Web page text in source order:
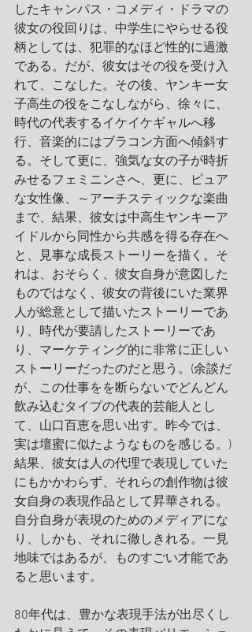
したキャンパス・コメディ・ドラマの
彼女の役回りは、中学生にやらせる役
柄としては、犯罪的なほど性的に過激
である。だが、彼女はその役を受け入
れて、こなした。その後、ヤンキー女
子高生の役をこなしながら、徐々に、
時代の代表するイケイケギャルへ移
行、音楽的にはブラコン方面へ傾斜す
る。そして更に、強気な女の子が時折
みせるフェミニンさへ、更に、ピュア
な女性像、～アーチスティックな楽曲
まで、結果、彼女は中高生ヤンキーア
イドルから同性から共感を得る存在へ
と、見事な成長ストーリーを描く。そ
れは、おそらく、彼女自身が意図した
ものではなく、彼女の背後にいた業界
人が総意として描いたストーリーであ
り、時代が要請したストーリーであ
り、マーケティング的に非常に正しい
ストーリーだったのだと思う。(余談だ
が、この仕事をを断らないでどんどん
飲み込むタイプの代表的芸能人とし
て、山口百恵を思い出す。昨今では、
実は壇蜜に似たようなものを感じる。)
結果、彼女は人の代理で表現していた
にもかかわらず、それらの創作物は彼
女自身の表現作品として昇華される。
自分自身が表現のためのメディアにな
り、しかも、それに徹しきれる。一見
地味ではあるが、ものすごい才能であ
ると思います。
80年代は、豊かな表現手法が出尽くし